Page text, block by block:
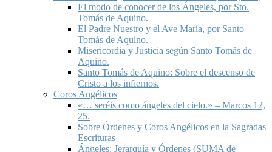
El modo de conocer de los Ángeles, por Sto.
Tomás de Aquino.
El Padre Nuestro y el Ave María, por Santo
Tomás de Aquino.
Misericordia y Justicia según Santo Tomás de
Aquino.
Santo Tomás de Aquino: Sobre el descenso de
Cristo a los infiernos.
Coros Angélicos
«… seréis como ángeles del cielo.» – Marcos 12,
25.
Sobre Órdenes y Coros Angélicos en la Sagradas
Escrituras
Ángeles: Jerarquía y Órdenes (SUMA de